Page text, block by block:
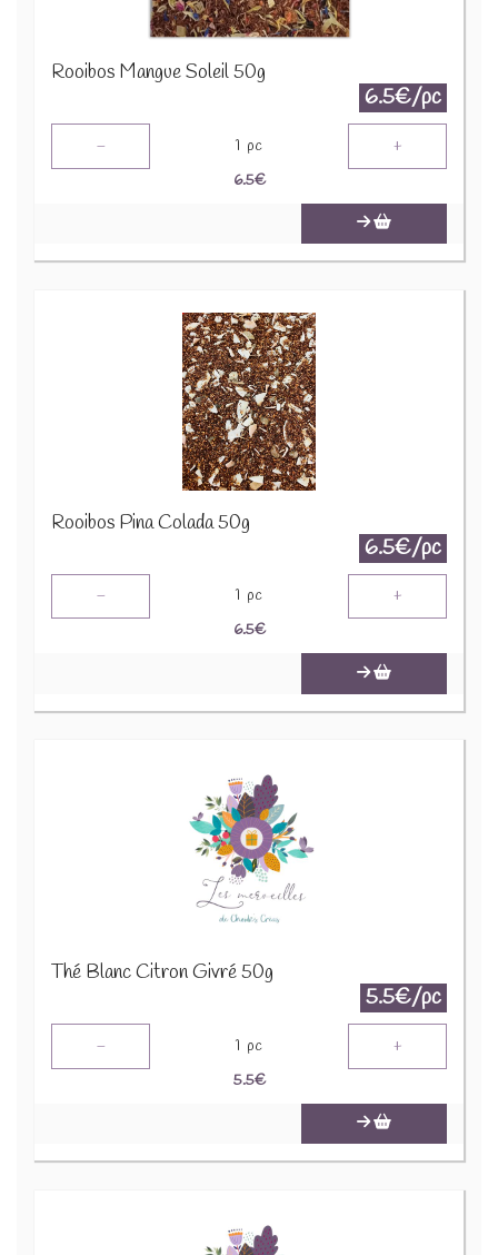
Rooibos Mangue Soleil 50g
6.5€/pc
- 1 pc +
6.5€
Rooibos Pina Colada 50g
6.5€/pc
- 1 pc +
6.5€
Thé Blanc Citron Givré 50g
5.5€/pc
- 1 pc +
5.5€